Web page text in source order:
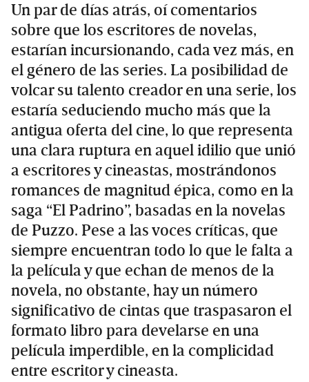
Un par de días atrás, oí comentarios
sobre que los escritores de novelas,
estarían incursionando, cada vez más, en
el género de las series. La posibilidad de
volcar su talento creador en una serie, los
estaría seduciendo mucho más que la
antigua oferta del cine, lo que representa
una clara ruptura en aquel idilio que unió
a escritores y cineastas, mostrándonos
romances de magnitud épica, como en la
saga “El Padrino”, basadas en la novelas
de Puzzo. Pese a las voces críticas, que
siempre encuentran todo lo que le falta a
la película y que echan de menos de la
novela, no obstante, hay un número
significativo de cintas que traspasaron el
formato libro para develarse en una
película imperdible, en la complicidad
entre escritor y cineasta.